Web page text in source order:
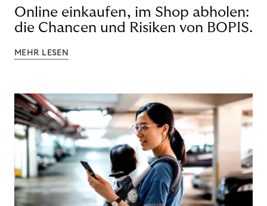
Online einkaufen, im Shop abholen:
die Chancen und Risiken von BOPIS.
MEHR LESEN